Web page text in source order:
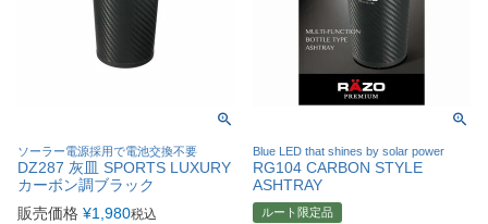
ソーラー電源採用で電池交換不要
DZ287 灰皿 SPORTS LUXURY
カーボン調ブラック
販売価格 ¥1,980税込
Blue LED that shines by solar power
RG104 CARBON STYLE
ASHTRAY
ルート限定品